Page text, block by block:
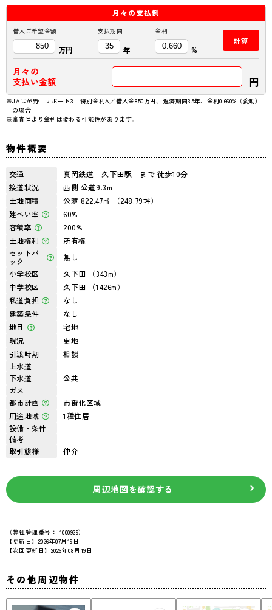
月々の支払例
借入ご希望金額
万円
支払期間
年
金利
%
計算
月々の
支払い金額
円
※JAはが野 サポート3 特別金利A／借入金850万円、返済期間35年、金利0.660%（変動）
の場合
※審査により金利は変わる可能性があります。
物件概要
交通
真岡鉄道 久下田駅 まで 徒歩10分
接道状況
西側 公道9.3m
土地面積
公簿 822.47㎡ （248.79坪）
建ぺい率
60%
容積率
200%
土地権利
所有権
セットバ
ック
無し
小学校区
久下田 （343m）
中学校区
久下田 （1426m）
私道負担
なし
建築条件
なし
地目
宅地
現況
更地
引渡時期
相談
上水道
下水道
公共
ガス
都市計画
市街化区域
用途地域
1種住居
設備・条件
備考
取引態様
仲介
周辺地図を確認する
（弊社管理番号： 1000929）
【更新日】2026年07月19日
【次回更新日】2026年08月19日
その他周辺物件